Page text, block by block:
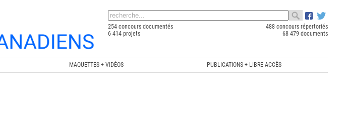
254 concours documentés
488 concours répertoriés
6 414 projets
68 479 documents
MAQUETTES + VIDÉOS PUBLICATIONS + LIBRE ACCÈS